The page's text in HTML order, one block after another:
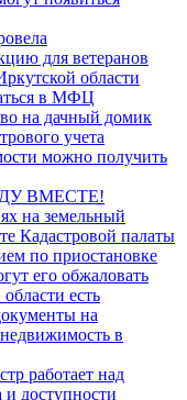
для ветеранов
области
в МФЦ
на дачный домик
учета
можно получить
ВМЕСТЕ!
на земельный
Кадастровой палаты
по приостановке
его обжаловать
есть
на
в
работает над
доступности